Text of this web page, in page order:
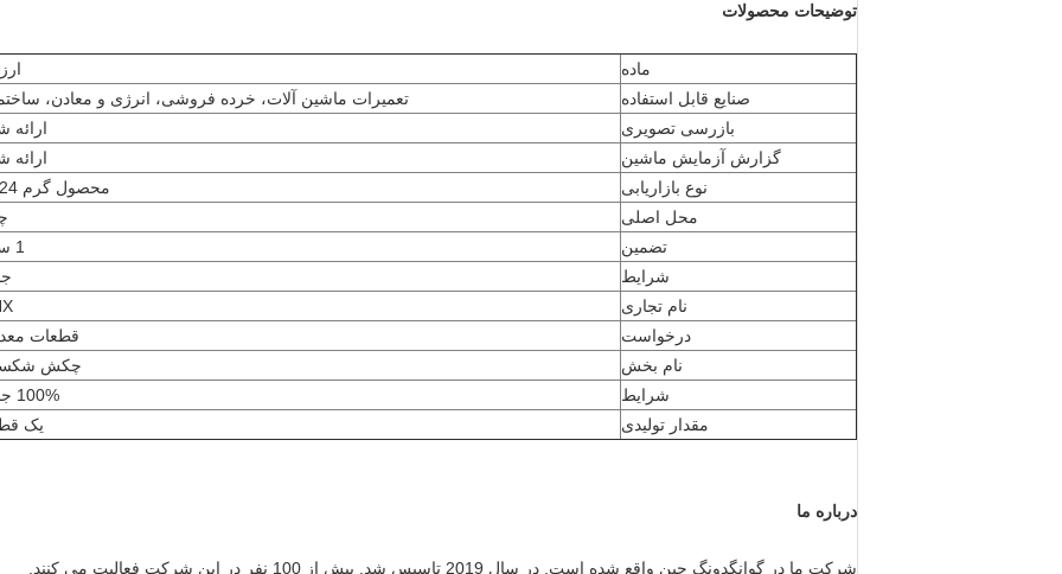
توضیحات محصولات
ماده
صنایع قابل استفاده
تعمیرات ماشین آلات، خرده فروشی، انرژی و معادن،
بازرسی تصویری
ارائه
گزارش آزمایش ماشین
ارائه
نوع بازاریابی
محصول گرم 2024
محل اصلی
تضمین
1 سال
شرایط
نام تجاری
درخواست
قطعات
نام بخش
چکش
شرایط
100% جدید
مقدار تولیدی
یک
درباره ما
شرکت ما در گوانگدونگ چین واقع شده است. در سال 2019 تاسیس شد. بیش از 100 نفر در این شرکت فعالیت می کنند.